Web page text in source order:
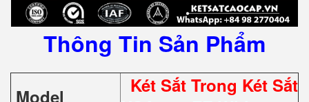
Thông Tin Sản Phẩm
Model
Két Sắt Trong Két Sắt